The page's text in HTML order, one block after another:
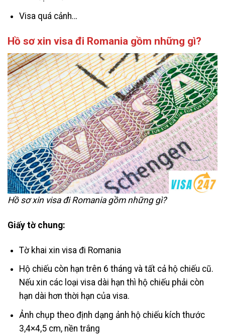
Visa quá cảnh…
Hồ sơ xin visa đi Romania gồm những gì?
Hồ sơ xin visa đi Romania gồm những gì?
Giấy tờ chung:
Tờ khai xin visa đi Romania
Hộ chiếu còn hạn trên 6 tháng và tất cả hộ chiếu cũ.
Nếu xin các loại visa dài hạn thì hộ chiếu phải còn
hạn dài hơn thời hạn của visa.
Ảnh chụp theo định dạng ảnh hộ chiếu kích thước
3,4×4,5 cm, nền trắng